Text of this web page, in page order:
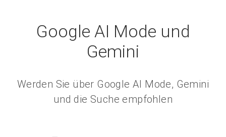
Google AI Mode und
Gemini
Werden Sie über Google AI Mode, Gemini
und die Suche empfohlen